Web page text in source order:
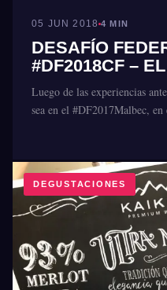
05 JUN 2018 4 MIN
DESAFÍO
#DF2018CF –
Luego de las experiencias
sea en el #DF2017Malbec,
DEGUSTACIONES